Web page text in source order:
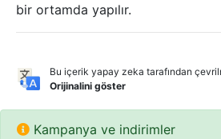
bir ortamda yapılır.
Bu içerik yapay zeka tarafından
Orijinalini göster
Kampanya ve indirimler